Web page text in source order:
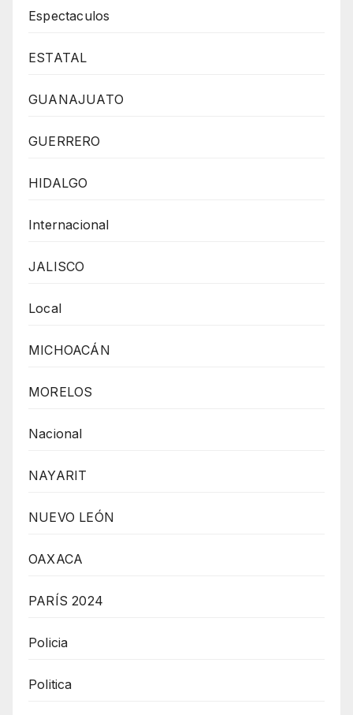
Espectaculos
ESTATAL
GUANAJUATO
GUERRERO
HIDALGO
Internacional
JALISCO
Local
MICHOACÁN
MORELOS
Nacional
NAYARIT
NUEVO LEÓN
OAXACA
PARÍS 2024
Policia
Politica